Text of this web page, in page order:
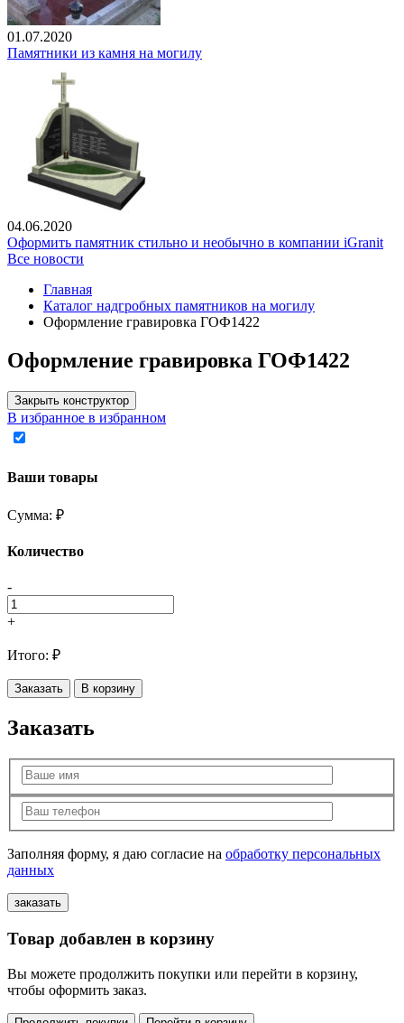
01.07.2020
Памятники из камня на могилу
04.06.2020
Оформить памятник стильно и необычно в компании iGranit
Все новости
Главная
Каталог надгробных памятников на могилу
Оформление гравировка ГОФ1422
Оформление гравировка ГОФ1422
Закрыть конструктор
В избранное в избранном
Ваши товары
Сумма: ₽
Количество
-
+
Итого: ₽
Заказать В корзину
Заказать
Заполняя форму, я даю согласие на обработку персональных
данных
Товар добавлен в корзину
Вы можете продолжить покупки или перейти в корзину,
чтобы оформить заказ.